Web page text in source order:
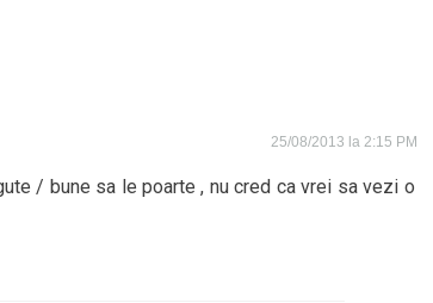
25/08/2013 la 2:15 PM
/ bune sa le poarte , nu cred ca vrei sa vezi o